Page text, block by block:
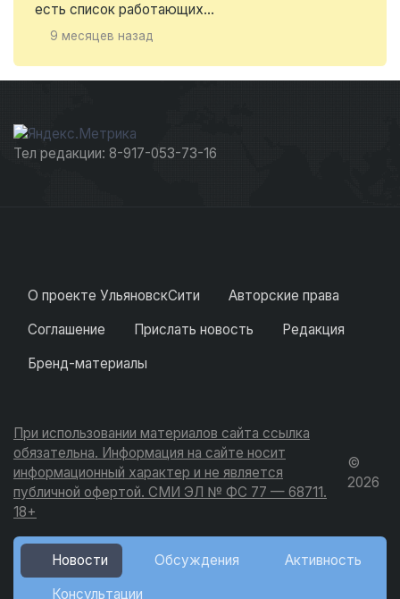
есть список работающих...
9 месяцев назад
Тел редакции: 8-917-053-73-16
О проекте УльяновскСити
Авторские права
Соглашение
Прислать новость
Редакция
Бренд-материалы
При использовании материалов сайта ссылка
обязательна. Информация на сайте носит
информационный характер и не является
публичной офертой. СМИ ЭЛ № ФС 77 — 68711.
18+
©
2026
Новости Обсуждения
Активность
Консультации